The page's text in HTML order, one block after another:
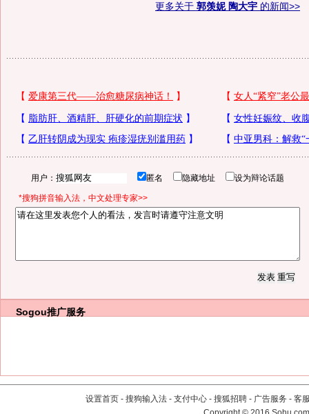
更多关于 郭羡妮 陶大宇 的新闻>>
用户： 匿名 隐藏地址 设为辩论话题
*搜狗拼音输入法，中文处理专家>>
Sogou推广服务
设置首页 - 搜狗输入法 - 支付中心 - 搜狐招聘 - 广告服务 - 客